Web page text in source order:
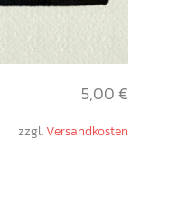
zzgl.Versandkosten
5,00€